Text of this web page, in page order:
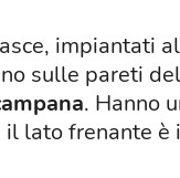
impiantati
sulle pareti del
. Hanno
lato frenante è